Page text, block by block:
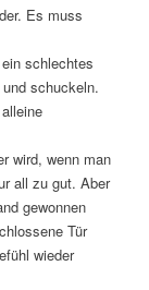
Es muss
schlechtes
schuckeln.
wird, wenn man
all zu gut. Aber
gewonnen
Tür
wieder